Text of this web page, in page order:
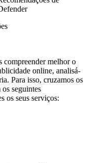
compreender melhor o
online, analisá-
Para isso, cruzamos os
seguintes
os seus serviços: